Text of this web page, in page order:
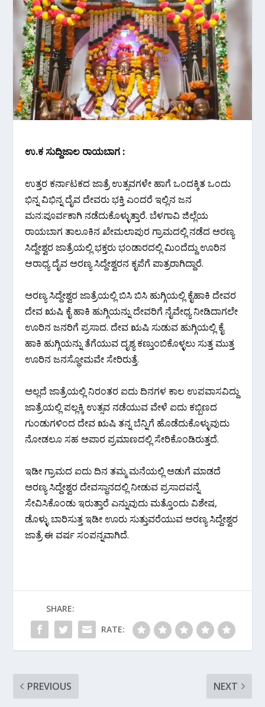
ಉ.ಕ ಸುದ್ದಿಜಾಲ ರಾಯಬಾಗ :
ಉತ್ತರ ಕರ್ನಾಟಕದ ಜಾತ್ರೆ ಉತ್ಸವಗಳೇ ಹಾಗೆ ಒಂದಕ್ಕಿತ ಒಂದು
ಭಿನ್ನ ವಿಭಿನ್ನ ದೈವ ದೇವರು ಭಕ್ತಿ ಎಂದರೆ ಇಲ್ಲಿನ ಜನ
ಮನ:ಪೂರ್ವಕಾಗಿ ನಡೆದುಕೊಳ್ಳುತ್ತಾರೆ. ಬೆಳಗಾವಿ ಜಿಲ್ಲೆಯ
ರಾಯಬಾಗ ತಾಲೂಕಿನ ಖೇಮಲಾಪುರ ಗ್ರಾಮದಲ್ಲಿ ನಡೆದ ಅರಣ್ಯ
ಸಿದ್ದೇಶ್ವರ ಜಾತ್ರೆಯಲ್ಲಿ ಭಕ್ತರು ಭಂಡಾರದಲ್ಲಿ ಮಿಂದೆದ್ದು ಊರಿನ
ಆರಾಧ್ಯ ದೈವ ಅರಣ್ಯ ಸಿದ್ದೇಶ್ವರನ ಕೃಪೆಗೆ ಪಾತ್ರರಾಗಿದ್ದಾರೆ.
ಅರಣ್ಯ ಸಿದ್ದೇಶ್ವರ ಜಾತ್ರೆಯಲ್ಲಿ ಬಿಸಿ ಬಿಸಿ ಹುಗ್ಗಿಯಲ್ಲಿ ಕೈಹಾಕಿ ದೇವರ
ದೇವ ಋಷಿ ಕೈ ಹಾಕಿ ಹುಗ್ಗಿಯನ್ನು ದೇವರಿಗೆ ನೈವೇಧ್ಯ ನೀಡಿದಾಗಲೇ
ಊರಿನ ಜನರಿಗೆ ಪ್ರಸಾದ. ದೇವ ಋಷಿ ಸುಡುವ ಹುಗ್ಗಿಯಲ್ಲಿ ಕೈ
ಹಾಕಿ ಹುಗ್ಗಿಯನ್ನು ತೆಗೆಯುವ ದೃಶ್ಯ ಕಣ್ತುಂಬಿಕೊಳ್ಳಲು ಸುತ್ತ ಮುತ್ತ
ಊರಿನ ಜನಸ್ಥೋಮವೇ ಸೇರಿರುತ್ತೆ.
ಅಲ್ಲದೆ ಜಾತ್ರೆಯಲ್ಲಿ ನಿರಂತರ ಐದು ದಿನಗಳ ಕಾಲ ಉಪವಾಸವಿದ್ದು
ಜಾತ್ರೆಯಲ್ಲಿ ಪಲ್ಲಕ್ಕಿ ಉತ್ಸವ ನಡೆಯುವ ವೇಳೆ ಐದು ಕಬ್ಬಿಣದ
ಗುಂಡುಗಳಿಂದ ದೇವ ಋಷಿ ತನ್ನ ಬೆನ್ನಿಗೆ ಹೊಡೆದುಕೊಳ್ಳುವುದು
ನೋಡಲೂ ಸಹ ಅಪಾರ ಪ್ರಮಾಣದಲ್ಲಿ ಸೇರಿಕೊಂಡಿರುತ್ತದೆ.
ಇಡೀ ಗ್ರಾಮದ ಐದು ದಿನ ತಮ್ಮ ಮನೆಯಲ್ಲಿ ಅಡುಗೆ ಮಾಡದೆ
ಅರಣ್ಯ ಸಿದ್ದೇಶ್ವರ ದೇವಸ್ಥಾನದಲ್ಲಿ ನೀಡುವ ಪ್ರಸಾದವನ್ನೆ
ಸೇವಿಸಿಕೊಂಡು ಇರುತ್ತಾರೆ ಎನ್ನುವುದು ಮತ್ತೊಂದು ವಿಶೇಷ,
ಡೊಳ್ಳು ಬಾರಿಸುತ್ತ ಇಡೀ ಊರು ಸುತ್ತುವರೆಯುವ ಅರಣ್ಯ ಸಿದ್ದೇಶ್ವರ
ಜಾತ್ರೆ ಈ ವರ್ಷ ಸಂಪನ್ನವಾಗಿದೆ.
SHARE:
RATE:
PREVIOUS NEXT